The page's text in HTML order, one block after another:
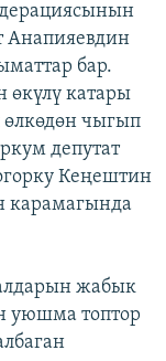
Анапияевдин
бар.
катары
чыгып
депутат
Кеңештин
карамагында
жабык
уюшма топтор